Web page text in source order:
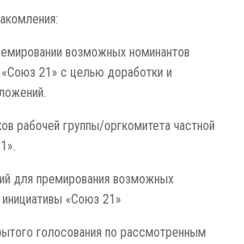
возможных номинантов
«Союз 21» с целью доработки и
рабочей группы/оргкомитета частной
для премирования возможных
«Союз 21»
голосования по рассмотренным